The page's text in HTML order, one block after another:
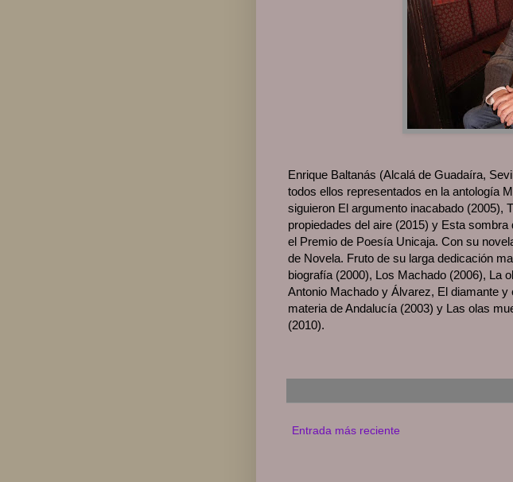
Enrique Baltanás (Alcalá de Guadaíra,
todos ellos representados en la antología
siguieron El argumento inacabado (2005),
propiedades del aire (2015) y Esta
el Premio de Poesía Unicaja. Con su
de Novela. Fruto de su larga dedicación
biografía (2000), Los Machado (2006), La
Antonio Machado y Álvarez, El diamante
materia de Andalucía (2003) y Las olas
(2010).
Entrada más reciente